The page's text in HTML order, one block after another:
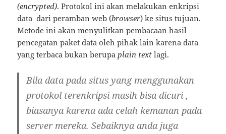
(encrypted). Protokol ini akan melakukan enkripsi
data dari peramban web (browser) ke situs tujuan.
Metode ini akan menyulitkan pembacaan hasil
pencegatan paket data oleh pihak lain karena data
yang terbaca bukan berupaplain text lagi.
Bila data pada situs yang menggunakan
protokol terenkripsi masih bisadicuri ,
biasanya karena adacelah kemanan pada
server mereka. Sebaiknya anda juga